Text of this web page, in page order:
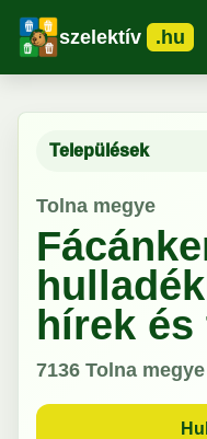
szelektív .hu
Települések
Tolna megye
hírek
7136 Tolna megye